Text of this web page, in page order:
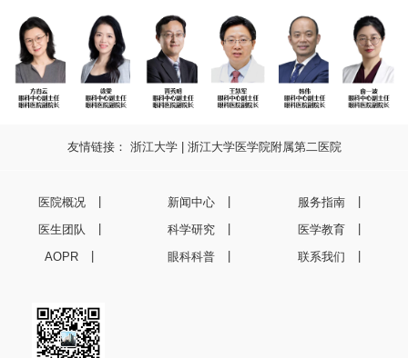
友情链接： 浙江大学| 浙江大学医学院附属第二医院
医院概况 新闻中心 服务指南
医生团队 科学研究 医学教育
AOPR 眼科科普 联系我们